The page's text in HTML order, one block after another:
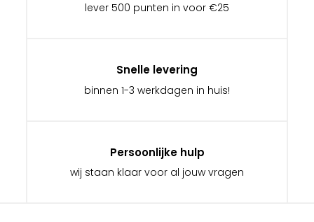
lever 500 punten in voor €25
Snelle levering
binnen 1-3 werkdagen in huis!
Persoonlijke hulp
wij staan klaar voor al jouw vragen